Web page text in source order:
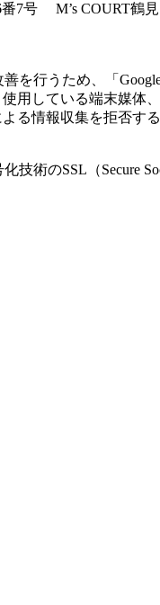
7号 M’s COURT鶴見
を行うため、「
用している端末媒
る情報収集を拒否す
技術のSSL（Secure